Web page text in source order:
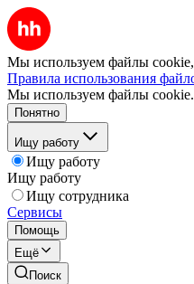
Мы используем файлы cookie,
Правила использования
Мы используем файлы cookie.
Понятно
Ищу работу
Ищу работу
Ищу работу
Ищу сотрудника
Сервисы
Помощь
Ещё
Поиск